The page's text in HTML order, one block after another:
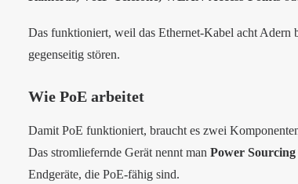
Das funktioniert, weil das Ethernet-Kabel acht Adern
gegenseitig stören.
Wie PoE arbeitet
Damit PoE funktioniert, braucht es zwei
Das stromliefernde Gerät nennt man Power
Endgeräte, die PoE-fähig sind.